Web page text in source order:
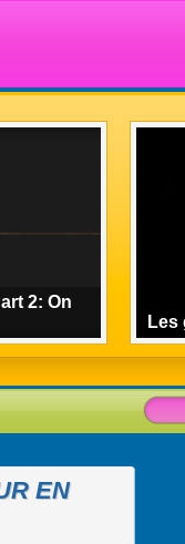
2: On
Les
EN